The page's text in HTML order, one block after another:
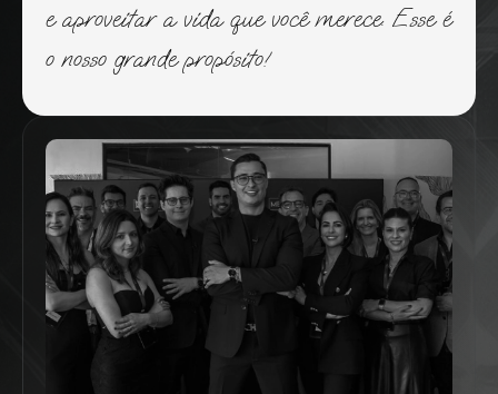
e aproveitar a vida que você merece. Esse é
o nosso grande propósito!